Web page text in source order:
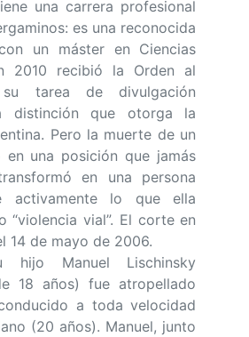
una carrera profesional
es una reconocida
un máster en Ciencias
2010 recibió la Orden al
tarea de divulgación
distinción que otorga la
Pero la muerte de un
una posición que jamás
en una persona
activamente lo que ella
“violencia vial”. El corte en
14 de mayo de 2006.
hijo Manuel Lischinsky
18 años) fue atropellado
a toda velocidad
(20 años). Manuel, junto